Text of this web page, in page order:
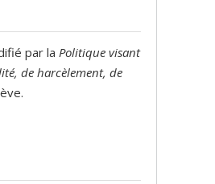
par la Politique visant
de harcèlement, de